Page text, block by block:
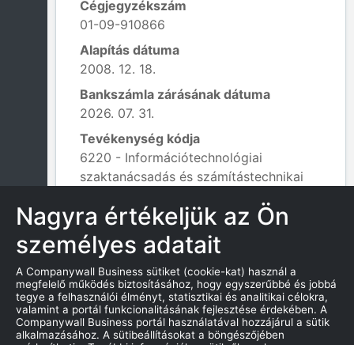
Cégjegyzékszám
01-09-910866
Alapítás dátuma
2008. 12. 18.
Bankszámla zárásának dátuma
2026. 07. 31.
Tevékenység kódja
6220 - Információtechnológiai
szaktanácsadás és számítástechnikai
INFORMÁCIÓK AZ ÁLLAMTÓL
Alaptőke:
3 000 000,00
Nagyra értékeljük az Ön
személyes adatait
A Companywall Business sütiket (cookie-kat) használ a
megfelelő működés biztosításához, hogy egyszerűbbé és jobbá
tegye a felhasználói élményt, statisztikai és analitikai célokra,
valamint a portál funkcionalitásának fejlesztése érdekében. A
Companywall Business portál használatával hozzájárul a sütik
alkalmazásához. A sütibeállításokat a böngészőjében